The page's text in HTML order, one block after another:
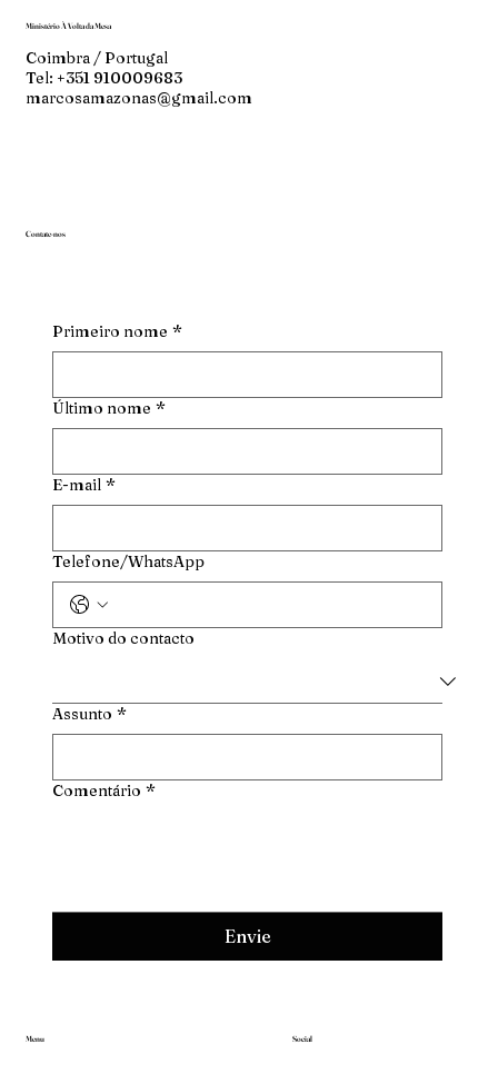
Ministério À Volta da Mesa
Coimbra / Portugal
Tel: +351 910009683
marcosamazonas@gmail.com
Menu Social
Contate-nos
Primeiro nome *
Último nome *
E-mail *
Telefone/WhatsApp
Motivo do contacto
Assunto *
Comentário *
Envie